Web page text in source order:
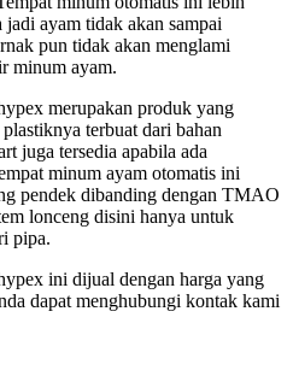
jadi ayam tidak akan sampai
pun tidak akan menglami
minum ayam.
merupakan produk yang
terbuat dari bahan
juga tersedia apabila ada
minum ayam otomatis ini
pendek dibanding dengan TMAO
lonceng disini hanya untuk
pipa.
ini dijual dengan harga yang
dapat menghubungi kontak kami